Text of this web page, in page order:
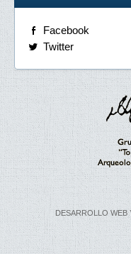
Facebook
Twitter
DESARROLLO WEB